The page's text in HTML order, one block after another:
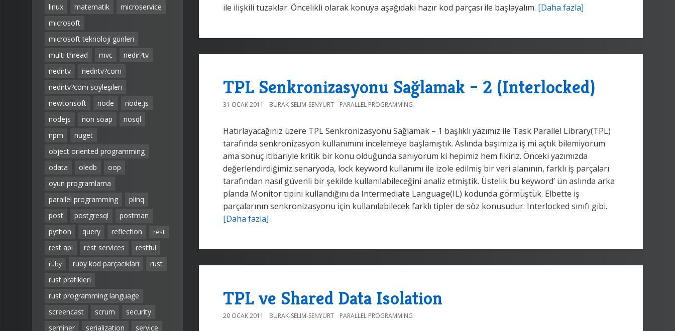
linux matematik
microservice
microsoft
microsoft teknoloji günleri
multi thread
mvc
nedir?tv
nedirtv
nedirtv?com
nedirtv?com söyleşileri
newtonsoft
node
node.js
nodejs
non soap
nosql
npm
nuget
object oriented programming
odata
oledb
oop
oyun programlama
parallel programming
plinq
post
postgresql
postman
python
query reflection rest
rest api rest services restful
ruby ruby kod parçacıkları
rust
rust pratikleri
rust programming language
screencast
scrum
security
seminer
serialization
service
ile ilişkili tuzaklar. Öncelikli olarak konuya aşağıdaki hazır kod parçası ile başlayalım. [Daha fazla]
TPL Senkronizasyonu Sağlamak – 2 (Interlocked)
31 OCAK 2011 BURAK-SELIM-SENYURT PARALLEL PROGRAMMING
Hatırlayacağınız üzere TPL Senkronizasyonu Sağlamak – 1 başlıklı yazımız ile Task Parallel Library(TPL)
tarafında senkronizasyon kullanımını incelemeye başlamıştık. Aslında başımıza iş mi açtık bilemiyorum
ama sonuç itibariyle kritik bir konu olduğunda sanıyorum ki hepimiz hem fikiriz. Önceki yazımızda
değerlendirdiğimiz senaryoda, lock keyword kullanımı ile izole edilmiş bir veri alanının, farklı iş parçaları
tarafından nasıl güvenli bir şekilde kullanılabileceğini analiz etmiştik. Üstelik bu keyword’ ün aslında arka
planda Monitor tipini kullandığını da Intermediate Language(IL) kodunda görmüştük. Elbette iş
parçalarının senkronizasyonu için kullanılabilecek farklı tipler de söz konusudur. Interlocked sınıfı gibi.
[Daha fazla]
TPL ve Shared Data Isolation
20 OCAK 2011 BURAK-SELIM-SENYURT PARALLEL PROGRAMMING